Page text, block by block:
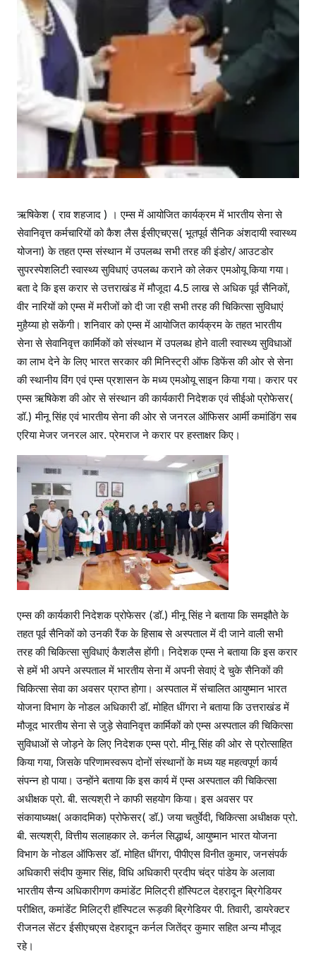
ऋषिकेश ( राव शहजाद ) । एम्स में आयोजित कार्यक्रम में भारतीय सेना से
सेवानिवृत्त कर्मचारियों को कैश लैस ईसीएचएस( भूतपूर्व सैनिक अंशदायी स्वास्थ्य
योजना) के तहत एम्स संस्थान में उपलब्ध सभी तरह की इंडोर/ आउटडोर
सुपरस्पेशलिटी स्वास्थ्य सुविधाएं उपलब्ध कराने को लेकर एमओयू किया गया।
बता दे कि इस करार से उत्तराखंड में मौजूदा 4.5 लाख से अधिक पूर्व सैनिकों,
वीर नारियों को एम्स में मरीजों को दी जा रही सभी तरह की चिकित्सा सुविधाएं
मुहैय्या हो सकेंगी। शनिवार को एम्स में आयोजित कार्यक्रम के तहत भारतीय
सेना से सेवानिवृत्त कार्मिकों को संस्थान में उपलब्ध होने वाली स्वास्थ्य सुविधाओं
का लाभ देने के लिए भारत सरकार की मिनिस्ट्री ऑफ डिफेंस की ओर से सेना
की स्थानीय विंग एवं एम्स प्रशासन के मध्य एमओयू साइन किया गया। करार पर
एम्स ऋषिकेश की ओर से संस्थान की कार्यकारी निदेशक एवं सीईओ प्रोफेसर(
डॉ.) मीनू सिंह एवं भारतीय सेना की ओर से जनरल ऑफिसर आर्मी कमांडिंग सब
एरिया मेजर जनरल आर. प्रेमराज ने करार पर हस्ताक्षर किए।
एम्स की कार्यकारी निदेशक प्रोफेसर (डॉ.) मीनू सिंह ने बताया कि समझौते के
तहत पूर्व सैनिकों को उनकी रैंक के हिसाब से अस्पताल में दी जाने वाली सभी
तरह की चिकित्सा सुविधाएं कैशलैस होंगी। निदेशक एम्स ने बताया कि इस करार
से हमें भी अपने अस्पताल में भारतीय सेना में अपनी सेवाएं दे चुके सैनिकों की
चिकित्सा सेवा का अवसर प्राप्त होगा। अस्पताल में संचालित आयुष्मान भारत
योजना विभाग के नोडल अधिकारी डॉ. मोहित धींगरा ने बताया कि उत्तराखंड में
मौजूद भारतीय सेना से जुड़े सेवानिवृत्त कार्मिकों को एम्स अस्पताल की चिकित्सा
सुविधाओं से जोड़ने के लिए निदेशक एम्स प्रो. मीनू सिंह की ओर से प्रोत्साहित
किया गया, जिसके परिणामस्वरूप दोनों संस्थानों के मध्य यह महत्वपूर्ण कार्य
संपन्न हो पाया। उन्होंने बताया कि इस कार्य में एम्स अस्पताल की चिकित्सा
अधीक्षक प्रो. बी. सत्यश्री ने काफी सहयोग किया। इस अवसर पर
संकायाध्यक्ष( अकादमिक) प्रोफेसर( डॉ.) जया चतुर्वेदी, चिकित्सा अधीक्षक प्रो.
बी. सत्यश्री, वित्तीय सलाहकार ले. कर्नल सिद्धार्थ, आयुष्मान भारत योजना
विभाग के नोडल ऑफिसर डॉ. मोहित धींगरा, पीपीएस विनीत कुमार, जनसंपर्क
अधिकारी संदीप कुमार सिंह, विधि अधिकारी प्रदीप चंद्र पांडेय के अलावा
भारतीय सैन्य अधिकारीगण कमांडेंट मिलिट्री हॉस्पिटल देहरादून ब्रिगेडियर
परीक्षित, कमांडेंट मिलिट्री हॉस्पिटल रूड़की ब्रिगेडियर पी. तिवारी, डायरेक्टर
रीजनल सेंटर ईसीएचएस देहरादून कर्नल जितेंद्र कुमार सहित अन्य मौजूद
रहे।